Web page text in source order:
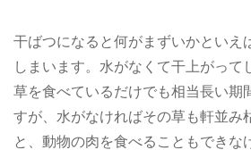
干ばつになると何がまずいかといえ
しまいます。水がなくて干上がって
草を食べているだけでも相当長い期
すが、水がなければその草も軒並み
と、動物の肉を食べることもできな